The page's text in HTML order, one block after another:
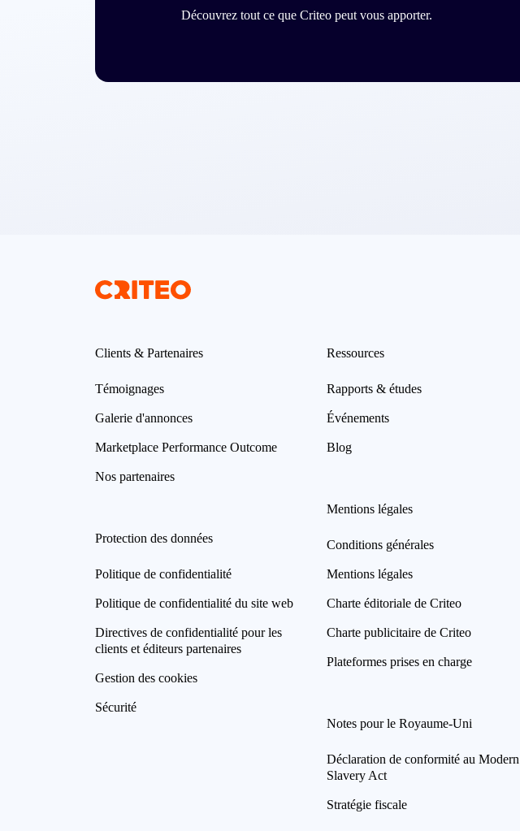
Découvrez tout ce que Criteo peut vous apporter.
Clients & Partenaires
Témoignages
Galerie d'annonces
Marketplace Performance Outcome
Nos partenaires
Protection des données
Politique de confidentialité
Politique de confidentialité du site web
Directives de confidentialité pour les
clients et éditeurs partenaires
Gestion des cookies
Sécurité
Ressources
Rapports & études
Événements
Blog
Mentions légales
Conditions générales
Mentions légales
Charte éditoriale de Criteo
Charte publicitaire de Criteo
Plateformes prises en charge
Notes pour le Royaume-Uni
Déclaration de conformité au Modern
Slavery Act
Stratégie fiscale